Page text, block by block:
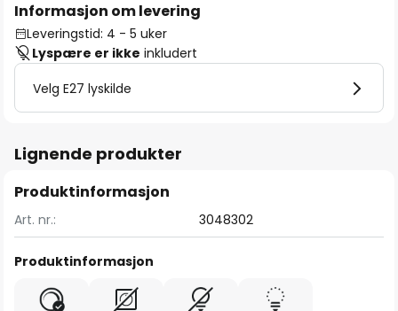
Informasjon om levering
Leveringstid: 4 - 5 uker
Lyspære er ikke inkludert
Velg E27 lyskilde
Lignende produkter
Produktinformasjon
Art. nr.: 3048302
Produktinformasjon